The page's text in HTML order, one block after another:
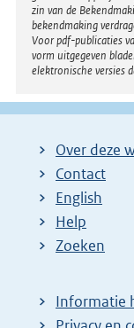
zin van de
bekendmaking
Voor pdf-publicaties
vorm uitgegeven
elektronische versies
Over deze
Contact
English
Help
Zoeken
Informatie